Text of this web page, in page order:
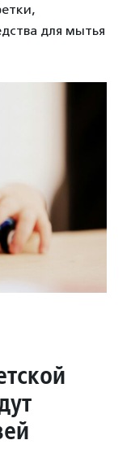
для мытья